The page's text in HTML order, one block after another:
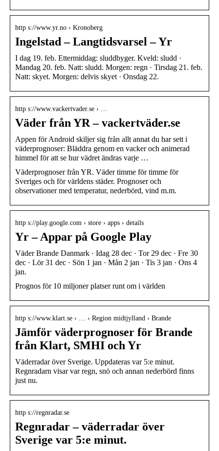
http s://www.yr.no › Kronoberg
Ingelstad – Langtidsvarsel – Yr
I dag 19. feb. Ettermiddag: sluddbyger. Kveld: sludd ·
Mandag 20. feb. Natt: sludd. Morgen: regn · Tirsdag 21. feb.
Natt: skyet. Morgen: delvis skyet · Onsdag 22.
http s://www.vackertvader.se › …
Väder från YR – vackertväder.se
Appen för Android skiljer sig från allt annat du har sett i
väderprognoser: Bläddra genom en vacker och animerad
himmel för att se hur vädret ändras varje …
Väderprognoser från YR. Väder timme för timme för
Sveriges och för världens städer. Prognoser och
observationer med temperatur, nederbörd, vind m.m.
http s://play.google.com › store › apps › details
Yr – Appar på Google Play
Väder Brande Danmark · Idag 28 dec · Tor 29 dec · Fre 30
dec · Lör 31 dec · Sön 1 jan · Mån 2 jan · Tis 3 jan · Ons 4
jan.
Prognos för 10 miljoner platser runt om i världen
http s://www.klart.se › … › Region midtjylland › Brande
Jämför väderprognoser för Brande
från Klart, SMHI och Yr
Väderradar över Sverige. Uppdateras var 5:e minut.
Regnradarn visar var regn, snö och annan nederbörd finns
just nu.
http s://regnradar.se
Regnradar – väderradar över
Sverige var 5:e minut.